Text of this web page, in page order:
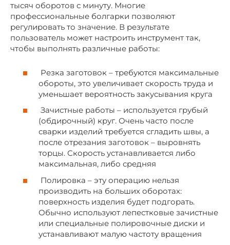
тысяч оборотов с минуту. Многие
профессиональные болгарки позволяют
регулировать то значение. В результате
пользователь может настроить инструмент так,
чтобы выполнять различные работы:
Резка заготовок – требуются максимальные
обороты, это увеличивает скорость труда и
уменьшает вероятность закусывания круга
Зачистные работы – используется грубый
(обдирочный) круг. Очень часто после
сварки изделий требуется сгладить швы, а
после отрезания заготовок – выровнять
торцы. Скорость устанавливается либо
максимальная, либо средняя
Полировка – эту операцию нельзя
производить на больших оборотах:
поверхность изделия будет подгорать.
Обычно используют лепестковые зачистные
или специальные полировочные диски и
устанавливают малую частоту вращения